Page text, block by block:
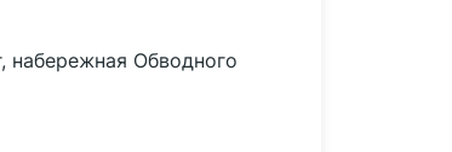
набережная Обводного